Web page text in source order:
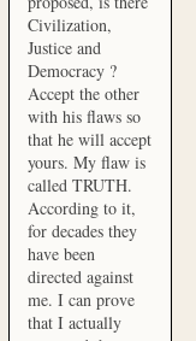
Civilization,
Justice and
Democracy ?
Accept the other
with his flaws so
that he will accept
yours. My flaw is
called TRUTH.
According to it,
for decades they
have been
directed against
me. I can prove
that I actually